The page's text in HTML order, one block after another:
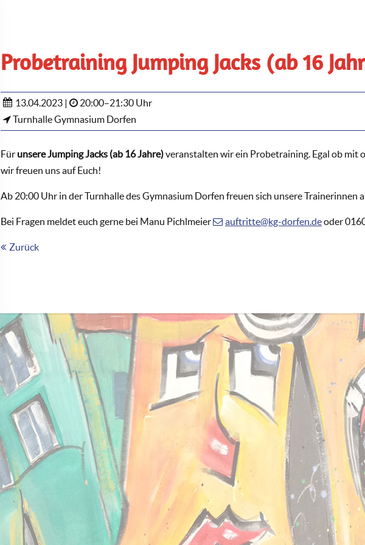
Probetraining Jumping Jacks (ab 16
13.04.2023 |
20:00–21:30 Uhr
Turnhalle Gymnasium Dorfen
Für unsere Jumping Jacks (ab 16 Jahre)veranstalten wir ein Probetraining. Egal ob mit
wir freuen uns auf Euch!
Ab 20:00 Uhr in der Turnhalle des Gymnasium Dorfen freuen sich unsere Trainerinnen
Bei Fragen meldet euch gerne bei Manu Pichlmeier auftritte@kg-dorfen.deoder
Zurück